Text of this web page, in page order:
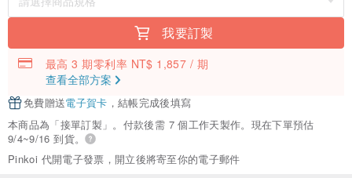
我要訂製
最高 3 期零利率 NT$ 1,857 / 期
查看全部方案
免費贈送電子賀卡 ，結帳完成後填寫
本商品為「接單訂製」。付款後需 7 個工作天製作。現在下單預估
9/4~9/16 到貨。
Pinkoi 代開電子發票，開立後將寄至你的電子郵件